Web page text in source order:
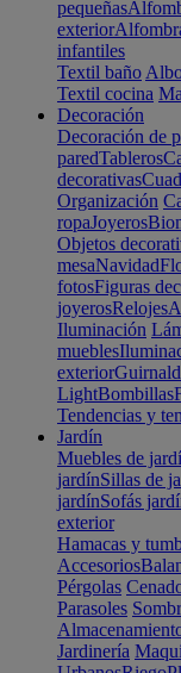
pequeñas
exterior
infantiles
Textil baño
Textil cocina
Decoración
Decoración de
paredTableros
decorativas
Organización
ropaJoyeros
Objetos
mesaNavidad
fotosFiguras
joyerosRelojes
Iluminación
muebles
exterior
LightBombillas
Tendencias y
Jardín
Muebles de
jardínSillas de
jardínSofás
exterior
Hamacas y
Accesorios
Pérgolas
Parasoles
Jardinería